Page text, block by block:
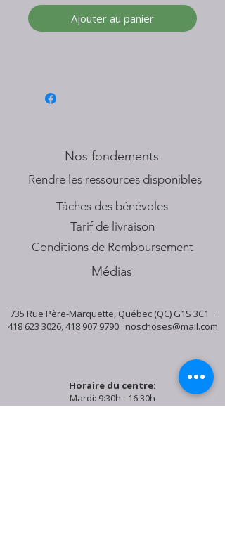
Ajouter au panier
Nos fondements
​Rendre les ressources disponibles
Tâches des bénévoles
Tarif de livraison
Conditions de Remboursement
Médias
735 Rue Père-Marquette, Québec (QC) G1S 3C1 ·
418 623 3026,418 907 9790· noschoses@mail.com
Horaire du centre:
Mardi: 9:30h - 16:30h